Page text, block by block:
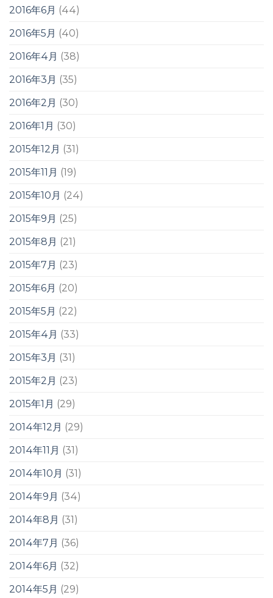
2016年6月 (44)
2016年5月 (40)
2016年4月 (38)
2016年3月 (35)
2016年2月 (30)
2016年1月 (30)
2015年12月 (31)
2015年11月 (19)
2015年10月 (24)
2015年9月 (25)
2015年8月 (21)
2015年7月 (23)
2015年6月 (20)
2015年5月 (22)
2015年4月 (33)
2015年3月 (31)
2015年2月 (23)
2015年1月 (29)
2014年12月 (29)
2014年11月 (31)
2014年10月 (31)
2014年9月 (34)
2014年8月 (31)
2014年7月 (36)
2014年6月 (32)
2014年5月 (29)